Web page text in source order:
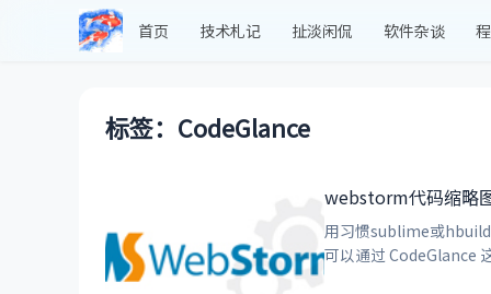
首页 技术札记 扯淡闲侃 软件杂谈
标签：CodeGlance
webstorm代码缩略
用习惯sublime或